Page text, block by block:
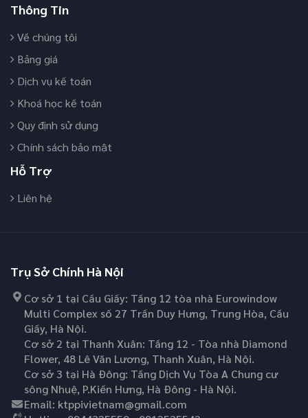
Thông Tin
Về chúng tôi
Bảng giá
Dịch vụ kế toán
Khoá học kế toán
Quy định sử dụng
Chính sách bảo mật
Hỗ Trợ
Liên hệ
Trụ Sở Chính Hà Nội
Cơ sở 1 tại Cầu Giấy: Tầng 12 tòa nhà Eurowindow
Multi Complex số 27 Trần Duy Hưng, Trung Hòa, Cầu
Giấy, Hà Nội.
Cơ sở 2 tại Thanh Xuân: Tầng 12 - Tòa nhà Diamond
Flower, 48 Lê Văn Lương, Thanh Xuân, Hà Nội.
Cơ sở 3 tại Hà Đông: Tầng Dịch Vụ Tòa A Chung cư
sông Nhuệ, P.Kiến Hưng, Hà Đông - Hà Nội.
Email: ktppivietnam@gmail.com